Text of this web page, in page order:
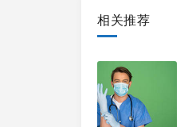
相关推荐